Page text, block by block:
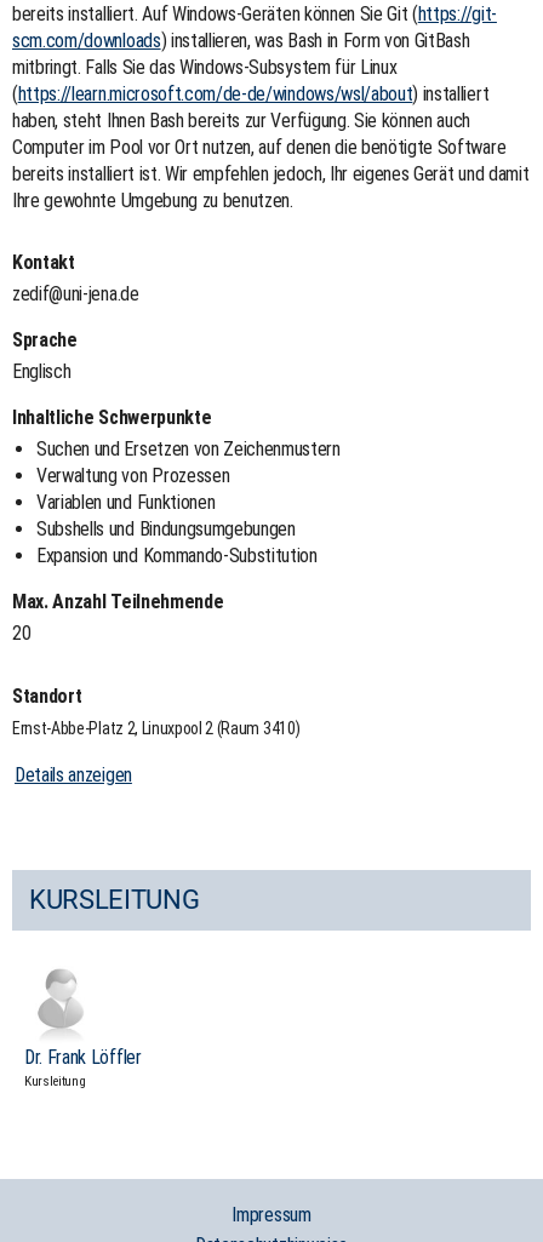
bereits installiert. Auf Windows-Geräten können Sie Git (https://git-
scm.com/downloads) installieren, was Bash in Form von GitBash
mitbringt. Falls Sie das Windows-Subsystem für Linux
(https://learn.microsoft.com/de-de/windows/wsl/about) installiert
haben, steht Ihnen Bash bereits zur Verfügung. Sie können auch
Computer im Pool vor Ort nutzen, auf denen die benötigte Software
bereits installiert ist. Wir empfehlen jedoch, Ihr eigenes Gerät und damit
Ihre gewohnte Umgebung zu benutzen.
Kontakt
zedif@uni-jena.de
Sprache
Englisch
Inhaltliche Schwerpunkte
Suchen und Ersetzen von Zeichenmustern
Verwaltung von Prozessen
Variablen und Funktionen
Subshells und Bindungsumgebungen
Expansion und Kommando-Substitution
Max. Anzahl Teilnehmende
20
Standort
Ernst-Abbe-Platz 2, Linuxpool 2 (Raum 3410)
Details anzeigen
KURSLEITUNG
Dr. Frank Löffler
Kursleitung
Impressum